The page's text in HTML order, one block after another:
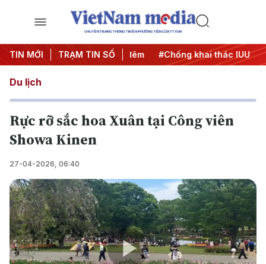
CHUYÊN TRANG THÔNG TIN ĐA PHƯƠNG TIỆN CỦA TTXVN
TIN MỚI TRẠM TIN SỐ
#Chiến dịch 500 ngày đêm #Chống khai thác IUU
Du lịch
Rực rỡ sắc hoa Xuân tại Công viên
Showa Kinen
27-04-2026, 06:40